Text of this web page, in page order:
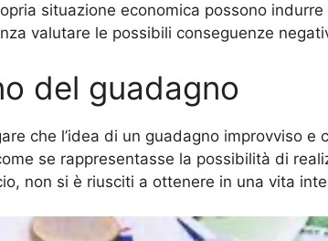
situazione economica possono
valutare le possibili conseguenze
del guadagno
che l’idea di un guadagno improvviso
se rappresentasse la possibilità di
non si è riusciti a ottenere in una vita